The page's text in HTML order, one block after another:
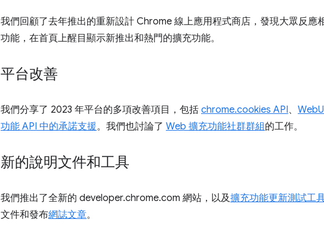
我們回顧了去年推出的重新設計 Chrome 線上應用程式商店，發現大眾反應
功能，在首頁上醒目顯示新推出和熱門的擴充功能。
平台改善
我們分享了 2023 年平台的多項改善項目，包括 chrome.cookies API、
功能 API 中的承諾支援。我們也討論了 Web 擴充功能社群群組的工作。
新的說明文件和工具
我們推出了全新的 developer.chrome.com 網站，以及擴充功能更新測試工
文件和發布網誌文章。